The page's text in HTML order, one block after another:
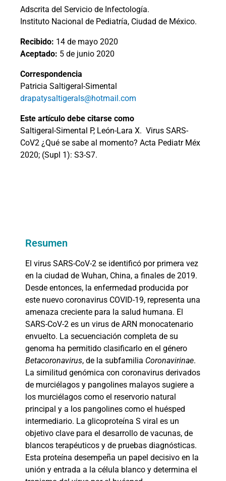
Adscrita del Servicio de Infectología.
Instituto Nacional de Pediatría, Ciudad de México.
Recibido: 14 de mayo 2020
Aceptado: 5 de junio 2020
Correspondencia
Patricia Saltigeral-Simental
drapatysaltigerals@hotmail.com
Este artículo debe citarse como
Saltigeral-Simental P, León-Lara X. Virus SARS-
CoV2 ¿Qué se sabe al momento? Acta Pediatr Méx
2020; (Supl 1): S3-S7.
Resumen
El virus SARS-CoV-2 se identificó por primera vez
en la ciudad de Wuhan, China, a finales de 2019.
Desde entonces, la enfermedad producida por
este nuevo coronavirus COVID-19, representa una
amenaza creciente para la salud humana. El
SARS-CoV-2 es un virus de ARN monocatenario
envuelto. La secuenciación completa de su
genoma ha permitido clasificarlo en el género
Betacoronavirus, de la subfamilia Coronavirinae.
La similitud genómica con coronavirus derivados
de murciélagos y pangolines malayos sugiere a
los murciélagos como el reservorio natural
principal y a los pangolines como el huésped
intermediario. La glicoproteína S viral es un
objetivo clave para el desarrollo de vacunas, de
blancos terapéuticos y de pruebas diagnósticas.
Esta proteína desempeña un papel decisivo en la
unión y entrada a la célula blanco y determina el